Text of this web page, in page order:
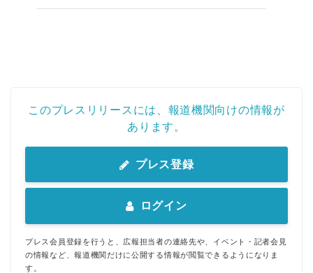
このプレスリリースには、報道機関向けの情報が
あります。
プレス登録
ログイン
プレス会員登録を行うと、広報担当者の連絡先や、イベント・記者会見
の情報など、報道機関だけに公開する情報が閲覧できるようになりま
す。